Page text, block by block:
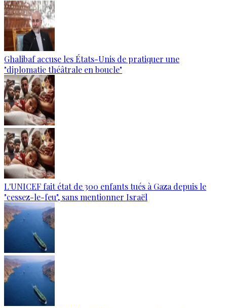
Ghalibaf accuse les États-Unis de pratiquer une
"diplomatie théâtrale en boucle"
L'UNICEF fait état de 300 enfants tués à Gaza depuis le
"cessez-le-feu", sans mentionner Israël